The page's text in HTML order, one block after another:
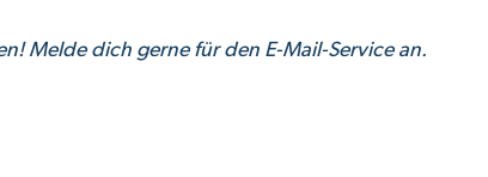
Melde dich gerne für den E-Mail-Service an.